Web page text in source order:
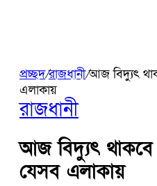
প্রচ্ছদ/রাজধানী/আজ বিদ্যুৎ
এলাকায়
রাজধানী
আজ বিদ্যুৎ থাকবে
যেসব এলাকায়